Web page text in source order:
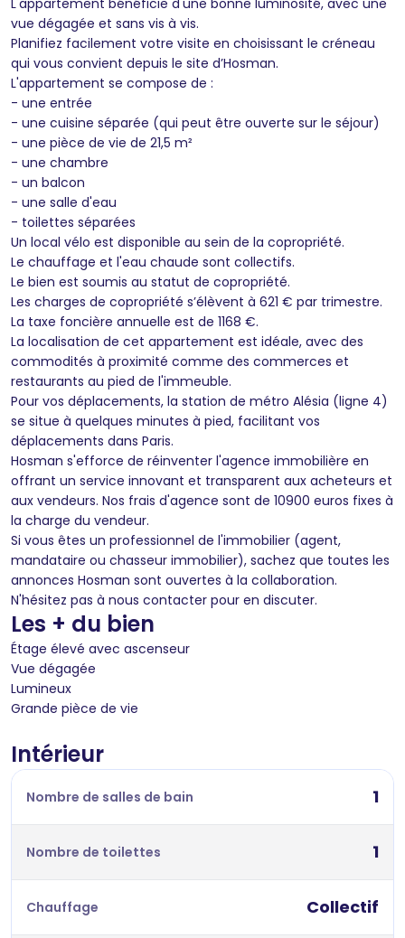
vue dégagée et sans vis à vis.
Planifiez facilement votre visite en choisissant le créneau
qui vous convient depuis le site d’Hosman.
L'appartement se compose de :
- une entrée
- une cuisine séparée (qui peut être ouverte sur le séjour)
- une pièce de vie de 21,5 m²
- une chambre
- un balcon
- une salle d'eau
- toilettes séparées
Un local vélo est disponible au sein de la copropriété.
Le chauffage et l'eau chaude sont collectifs.
Le bien est soumis au statut de copropriété.
Les charges de copropriété s’élèvent à 621 € par trimestre.
La taxe foncière annuelle est de 1168 €.
La localisation de cet appartement est idéale, avec des
commodités à proximité comme des commerces et
restaurants au pied de l'immeuble.
Pour vos déplacements, la station de métro Alésia (ligne 4)
se situe à quelques minutes à pied, facilitant vos
déplacements dans Paris.
Hosman s'efforce de réinventer l'agence immobilière en
offrant un service innovant et transparent aux acheteurs et
aux vendeurs. Nos frais d'agence sont de 10900 euros fixes à
la charge du vendeur.
Si vous êtes un professionnel de l'immobilier (agent,
mandataire ou chasseur immobilier), sachez que toutes les
annonces Hosman sont ouvertes à la collaboration.
N'hésitez pas à nous contacter pour en discuter.
Les + du bien
Étage élevé avec ascenseur
Vue dégagée
Lumineux
Grande pièce de vie
Intérieur
Nombre de salles de bain 1
Nombre de toilettes 1
Chauffage Collectif